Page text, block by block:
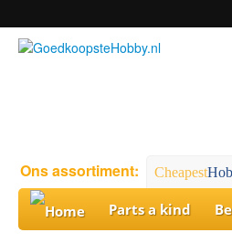
Ons assortiment: Cheapest
Parts a kind